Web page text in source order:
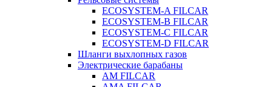
ECOSYSTEM-A FILCAR
ECOSYSTEM-B FILCAR
ECOSYSTEM-C FILCAR
ECOSYSTEM-D FILCAR
Шланги выхлопных газов
Электрические барабаны
AM FILCAR